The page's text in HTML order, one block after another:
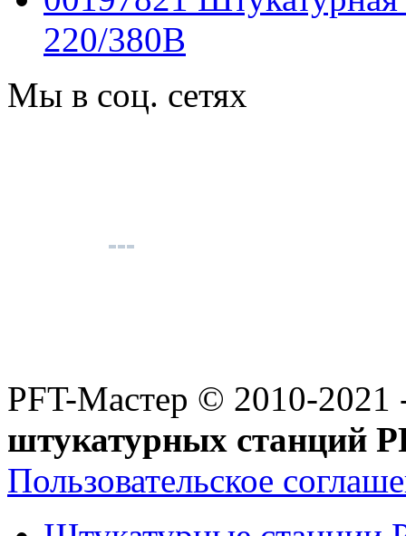
220/380B
Мы в соц. сетях
PFT-Мастер © 2010-
штукатурных станций
Пользовательское